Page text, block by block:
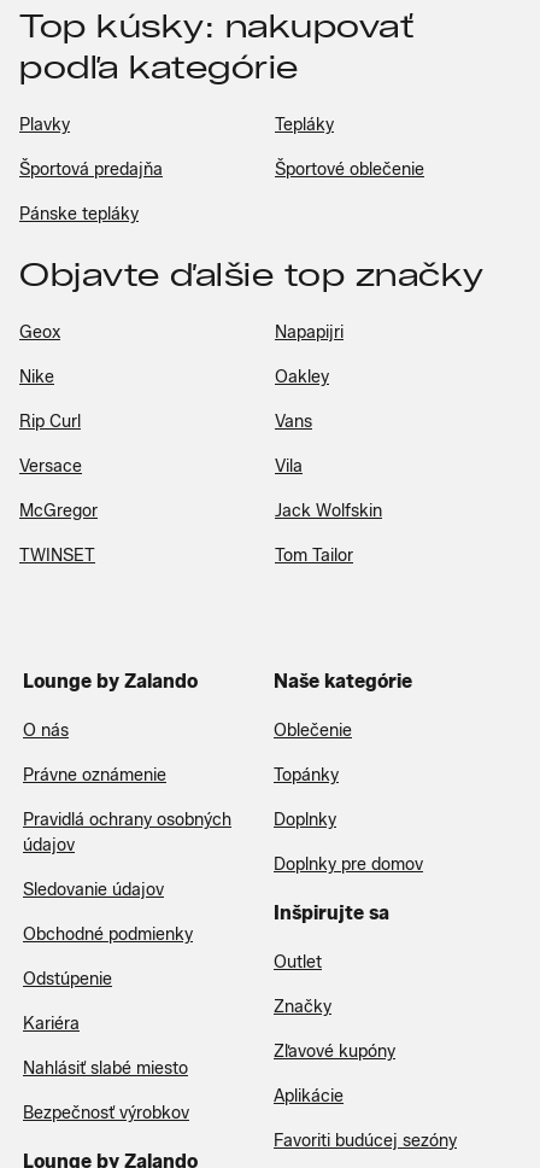
Top kúsky: nakupovať
podľa kategórie
Plavky Tepláky
Športová predajňa Športové oblečenie
Pánske tepláky
Objavte ďalšie top značky
Geox Napapijri
Nike Oakley
Rip Curl Vans
Versace Vila
McGregor Jack Wolfskin
TWINSET Tom Tailor
Lounge by Zalando
O nás
Právne oznámenie
Pravidlá ochrany osobných
údajov
Sledovanie údajov
Obchodné podmienky
Odstúpenie
Kariéra
Nahlásiť slabé miesto
Bezpečnosť výrobkov
Lounge by Zalando
Naše kategórie
Oblečenie
Topánky
Doplnky
Doplnky pre domov
Inšpirujte sa
Outlet
Značky
Zľavové kupóny
Aplikácie
Favoriti budúcej sezóny